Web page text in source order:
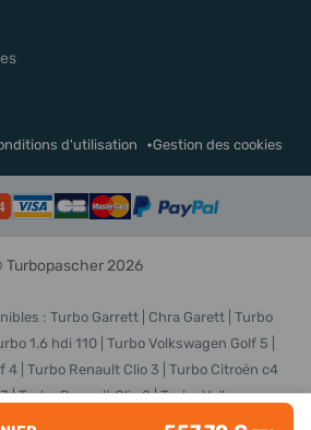
d'utilisation Gestion des cookies
Turbopascher 2026
: Turbo Garrett Chra Garett Turbo
1.6 hdi 110 Turbo Volkswagen Golf 5
4 Turbo Renault Clio 3
Turbo Citroën c4
Turbo Renault Clio 2 Turbo Volkswagen
Turbo Peugeot 308 Turbo Citroën c3